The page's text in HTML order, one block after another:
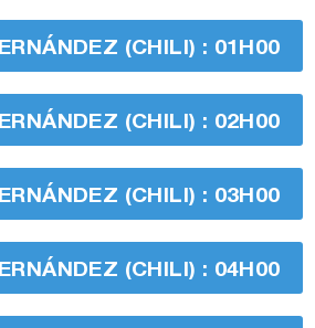
(CHILI) : 01H00
(CHILI) : 02H00
(CHILI) : 03H00
(CHILI) : 04H00